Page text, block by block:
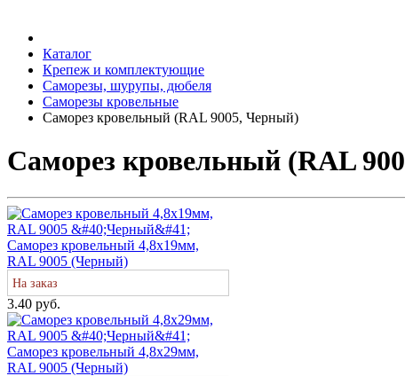
Каталог
Крепеж и комплектующие
Саморезы, шурупы, дюбеля
Саморезы кровельные
Саморез кровельный (RAL 9005, Черный)
Саморез кровельный (RAL
Саморез кровельный 4,8х19мм,
RAL 9005 (Черный)
На заказ
3.40 руб.
Саморез кровельный 4,8х29мм,
RAL 9005 (Черный)